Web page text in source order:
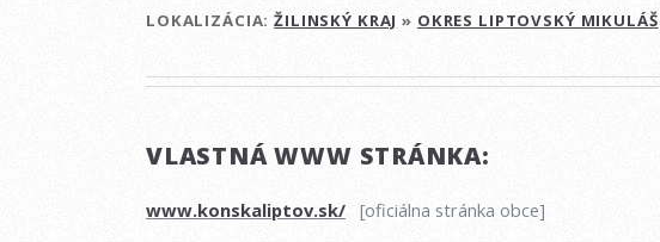
LOKALIZÁCIA:ŽILINSKÝ KRAJ » OKRES LIPTOVSKÝ MIKULÁŠ
VLASTNÁ WWW STRÁNKA:
www.konskaliptov.sk/ [oficiálna stránka obce]